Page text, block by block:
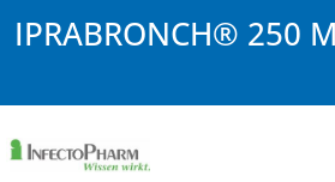
IPRABRONCH® 250